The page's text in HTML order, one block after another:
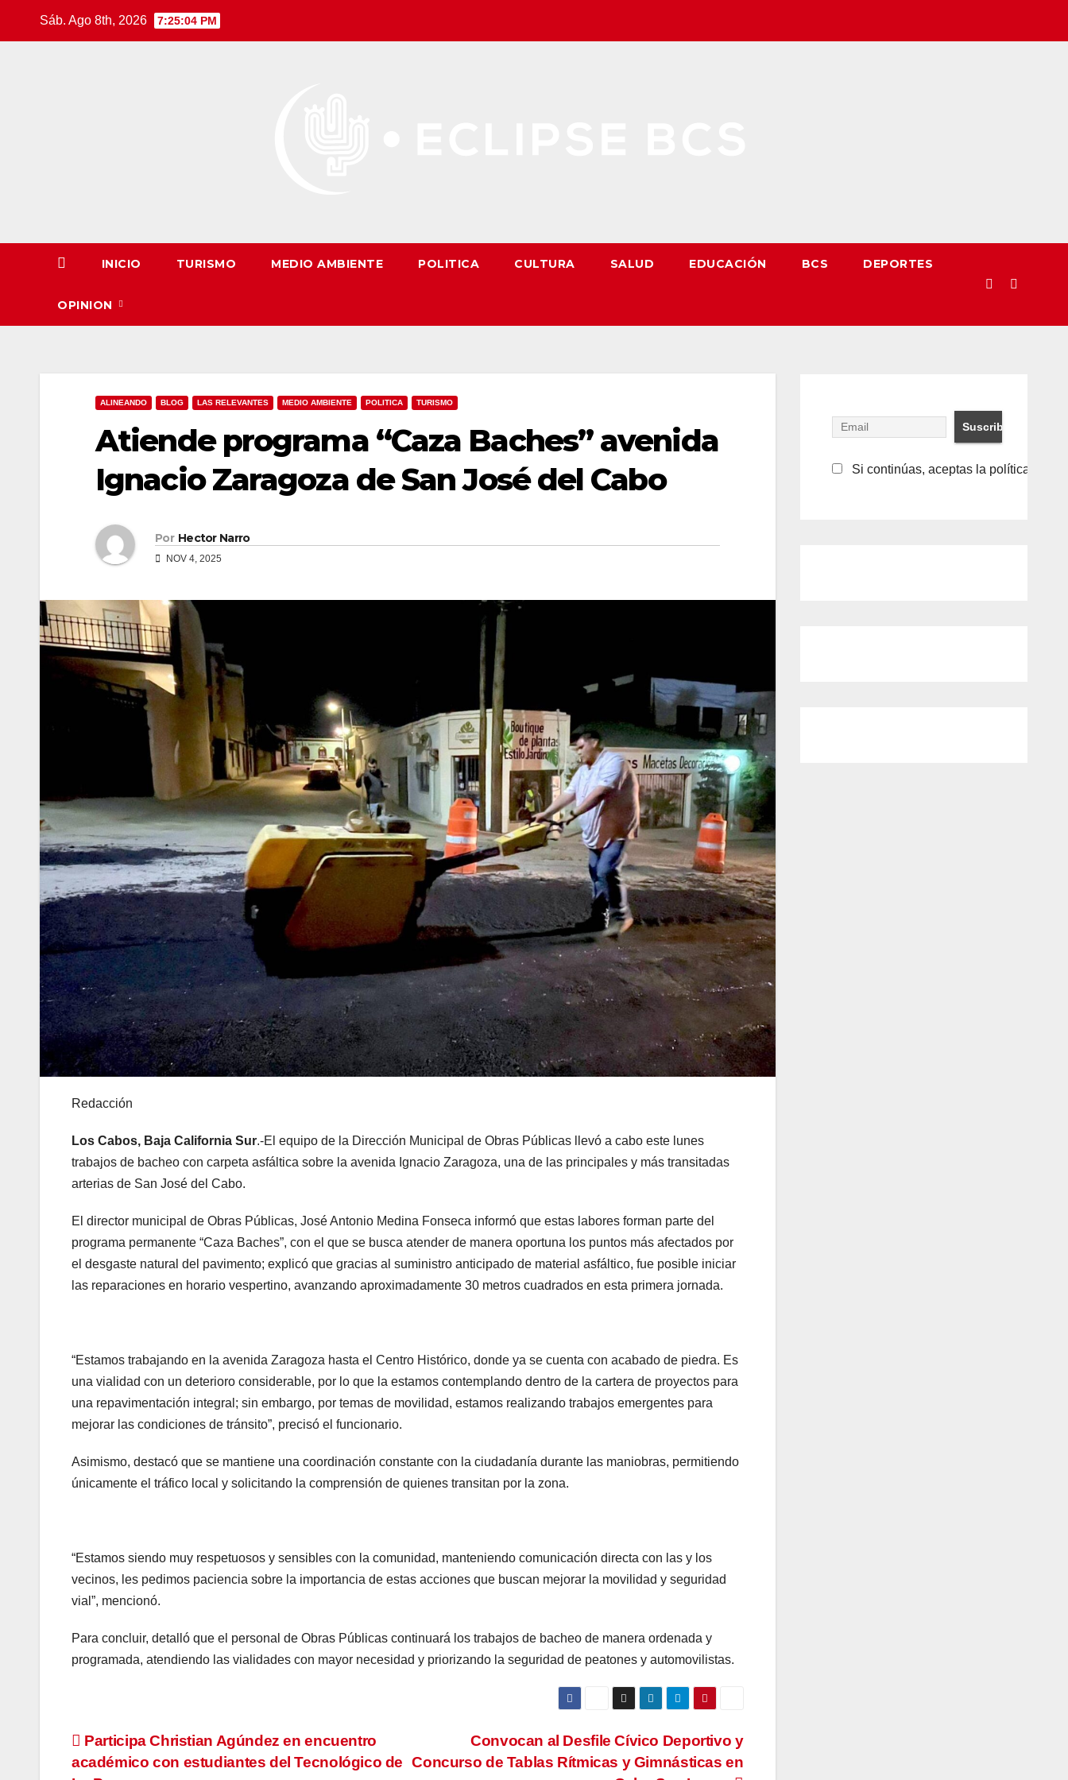
Sáb. Ago 8th, 2026 7:25:05 PM
INICIO TURISMO MEDIO AMBIENTE POLITICA CULTURA SALUD EDUCACIÓN BCS DEPORTES
OPINION
ALINEANDO BLOG LAS RELEVANTES MEDIO AMBIENTE POLITICA TURISMO
Atiende programa “Caza Baches” avenida
Ignacio Zaragoza de San José del Cabo
Por Hector Narro
NOV 4, 2025
Redacción
Los Cabos, Baja California Sur.-El equipo de la Dirección Municipal de Obras Públicas llevó a cabo este lunes
trabajos de bacheo con carpeta asfáltica sobre la avenida Ignacio Zaragoza, una de las principales y más transitadas
arterias de San José del Cabo.
El director municipal de Obras Públicas, José Antonio Medina Fonseca informó que estas labores forman parte del
programa permanente “Caza Baches”, con el que se busca atender de manera oportuna los puntos más afectados por
el desgaste natural del pavimento; explicó que gracias al suministro anticipado de material asfáltico, fue posible iniciar
las reparaciones en horario vespertino, avanzando aproximadamente 30 metros cuadrados en esta primera jornada.
“Estamos trabajando en la avenida Zaragoza hasta el Centro Histórico, donde ya se cuenta con acabado de piedra. Es
una vialidad con un deterioro considerable, por lo que la estamos contemplando dentro de la cartera de proyectos para
una repavimentación integral; sin embargo, por temas de movilidad, estamos realizando trabajos emergentes para
mejorar las condiciones de tránsito”, precisó el funcionario.
Asimismo, destacó que se mantiene una coordinación constante con la ciudadanía durante las maniobras, permitiendo
únicamente el tráfico local y solicitando la comprensión de quienes transitan por la zona.
“Estamos siendo muy respetuosos y sensibles con la comunidad, manteniendo comunicación directa con las y los
vecinos, les pedimos paciencia sobre la importancia de estas acciones que buscan mejorar la movilidad y seguridad
vial”, mencionó.
Para concluir, detalló que el personal de Obras Públicas continuará los trabajos de bacheo de manera ordenada y
programada, atendiendo las vialidades con mayor necesidad y priorizando la seguridad de peatones y automovilistas.
Navegación
Convocan al Desfile Cívico Deportivo y
Concurso de Tablas Rítmicas y Gimnásticas en
Participa Christian Agúndez en encuentro
académico con estudiantes del Tecnológico de
Si continúas, aceptas la política de